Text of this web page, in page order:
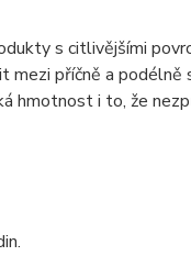
s citlivějšími
mezi příčně a
hmotnost i to, že